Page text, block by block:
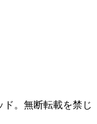
ド。無断転載を禁じ